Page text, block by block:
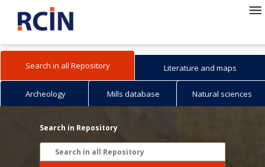
Search in all Repository Literature and maps
Archeology Mills database Natural sciences
Search in Repository